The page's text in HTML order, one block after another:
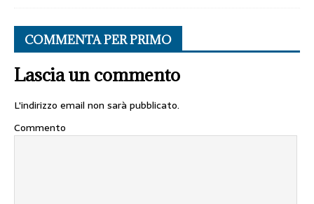
COMMENTA PER PRIMO
Lascia un commento
L'indirizzo email non sarà pubblicato.
Commento